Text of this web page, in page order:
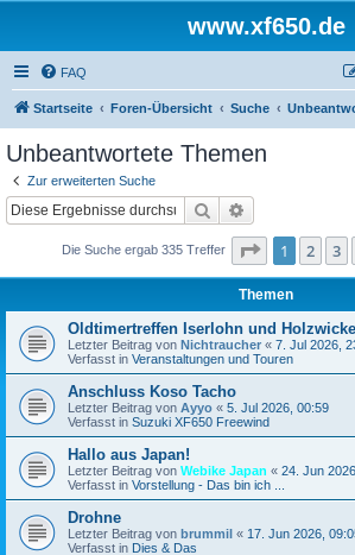
www.xf650.de
FAQ
Startseite Foren-Übersicht Suche
Unbeantwortete Themen
Zur erweiterten Suche
Suche
Die Suche ergab 335 Treffer Seite 1von
1 2 3
Themen
Oldtimertreffen Iserlohn und
Letzter Beitrag von Nichtraucher « 7. Jul 2026,
Verfasst in Veranstaltungen und Touren
Anschluss Koso Tacho
Letzter Beitrag von Ayyo « 5. Jul 2026, 00:59
Verfasst in Suzuki XF650 Freewind
Hallo aus Japan!
Letzter Beitrag von Webike Japan « 24. Jun
Verfasst in Vorstellung - Das bin ich ...
Drohne
Letzter Beitrag von brummil « 17. Jun 2026,
Verfasst in Dies & Das